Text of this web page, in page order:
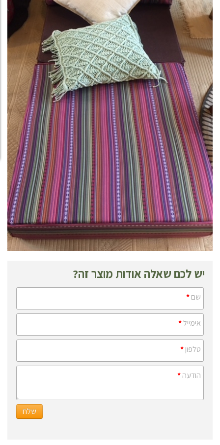
יש לכם שאלה אודות מוצר זה?
שם*
אימייל*
טלפון*
הודעה*
שלח